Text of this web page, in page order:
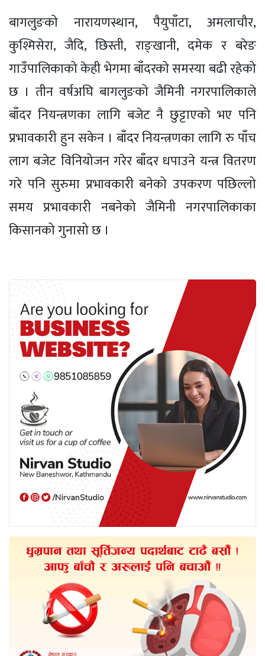
बागलुङको नारायणस्थान, पैयुपाँटा, अमलाचौर,
कुश्मिसेरा, जैदि, छिस्ती, राङ्खानी, दमेक र बरेङ
गाउँपालिकाको केही भेगमा बाँदरको समस्या बढी रहेको
छ । तीन वर्षअघि बागलुङको जैमिनी नगरपालिकाले
बाँदर नियन्त्रणका लागि बजेट नै छुट्टाएको भए पनि
प्रभावकारी हुन सकेन । बाँदर नियन्त्रणका लागि रु पाँच
लाग बजेट विनियोजन गरेर बाँदर धपाउने यन्त्र वितरण
गरे पनि सुरुमा प्रभावकारी बनेको उपकरण पछिल्लो
समय प्रभावकारी नबनेको जैमिनी नगरपालिकाका
किसानको गुनासो छ ।